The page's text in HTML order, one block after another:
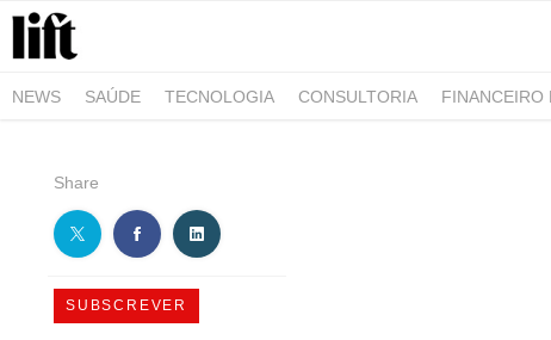
NEWS SAÚDE TECNOLOGIA CONSULTORIA FINANCEIRO
Share
SUBSCREVER